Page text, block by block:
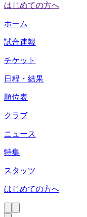
はじめての方へ
ホーム
試合速報
チケット
日程・結果
順位表
クラブ
ニュース
特集
スタッツ
はじめての方へ